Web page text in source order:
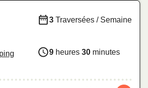
3 Traversées / Semaine
9 heures 30 minutes